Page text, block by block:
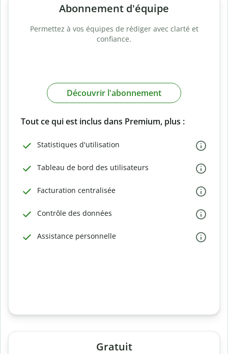
Abonnement d'équipe
Permettez à vos équipes de rédiger avec clarté et
confiance.
Découvrir l'abonnement
Tout ce qui est inclus dans Premium, plus :
Statistiques d'utilisation
Tableau de bord des utilisateurs
Facturation centralisée
Contrôle des données
Assistance personnelle
Gratuit